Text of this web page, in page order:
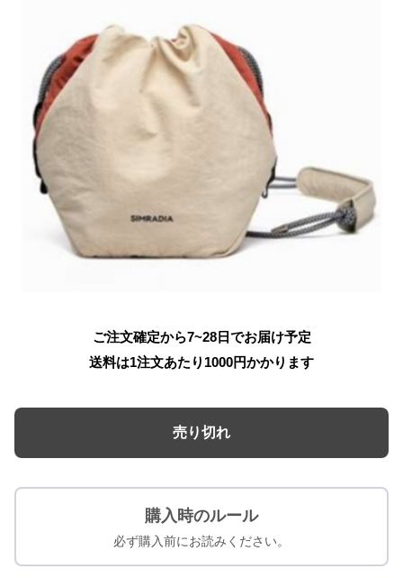
ご注文確定から7~28日でお届け予定
送料は1注文あたり 1000円かかります
売り切れ
購入時のルール
必ず購入前にお読みください。